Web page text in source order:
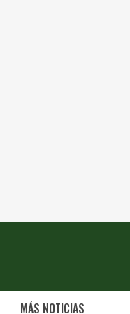
MÁS NOTICIAS